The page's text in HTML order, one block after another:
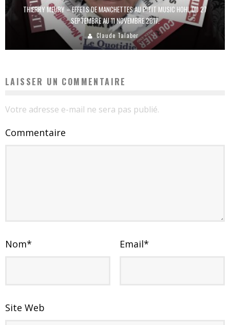
THIERRY MEURY – EFFETS DE MANCHETTES AU P’TIT MUSIC HOHL DU 27
SEPTEMBRE AU 11 NOVEMBRE 2017.
Claude Talaber
LAISSER UN COMMENTAIRE
Votre adresse e-mail ne sera pas publié.
Commentaire
Nom* Email*
Site Web